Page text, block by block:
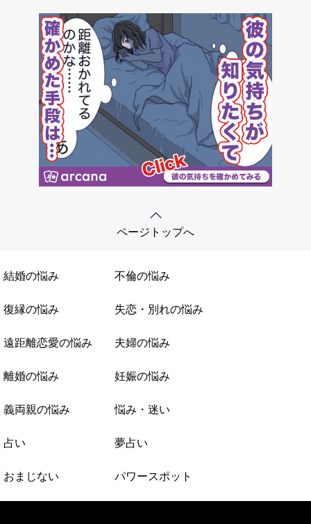
ページトップへ
結婚の悩み 不倫の悩み
復縁の悩み 失恋・別れの悩み
遠距離恋愛の悩み 夫婦の悩み
離婚の悩み 妊娠の悩み
義両親の悩み 悩み・迷い
占い 夢占い
おまじない パワースポット